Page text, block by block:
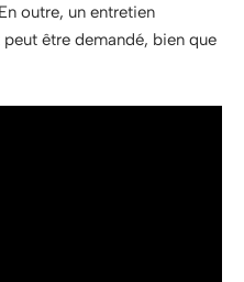
outre, un entretien
être demandé, bien que